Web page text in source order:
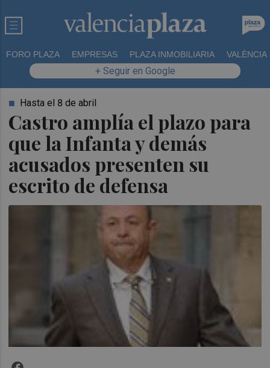
FORO PLAZA EMPRESAS PLAZA INMOBILIARIA VALÈNCIA
+ Seguir en Google
Castro amplía el plazo para
que la Infanta y demás
acusados presenten su
escrito de defensa
Hasta el 8 de abril